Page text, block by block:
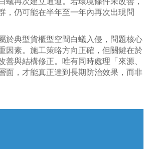
，仍可能在半年至一年內再次出現問
於典型貨櫃型空間白蟻入侵，問題核心
因素。施工策略方向正確，但關鍵在於
善與結構修正。唯有同時處理「來源、
面，才能真正達到長期防治效果，而非